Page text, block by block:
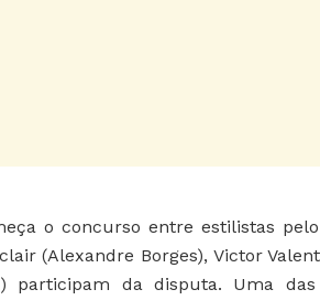
o concurso entre estilistas
(Alexandre Borges), Victor
participam da disputa. Uma